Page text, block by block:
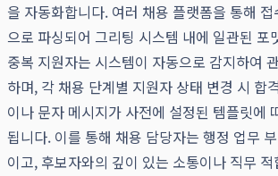
을 자동화합니다. 여러 채용 플랫폼을 통해
으로 파싱되어 그리팅 시스템 내에 일관된 포
중복 지원자는 시스템이 자동으로 감지하여
하며, 각 채용 단계별 지원자 상태 변경 시 합
이나 문자 메시지가 사전에 설정된 템플릿에
됩니다. 이를 통해 채용 담당자는 행정 업무
이고, 후보자와의 깊이 있는 소통이나 직무